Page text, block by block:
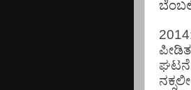
ಪೀಡಿತ